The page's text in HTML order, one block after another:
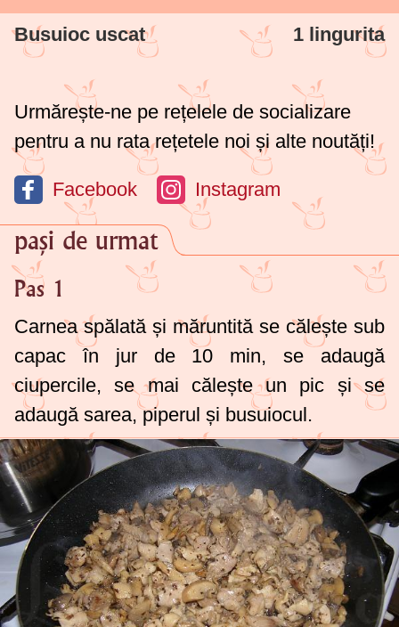
Busuioc uscat 1 lingurita
Urmărește-ne pe rețelele de socializare
pentru a nu rata rețetele noi și alte noutăți!
Facebook Instagram
pași de urmat
Pas 1
Carnea spălată și măruntită se călește sub
capac în jur de 10 min, se adaugă
ciupercile, se mai călește un pic și se
adaugă sarea, piperul și busuiocul.